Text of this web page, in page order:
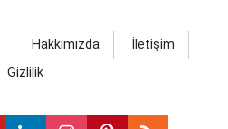
Hakkımızda
İletişim
Gizlilik